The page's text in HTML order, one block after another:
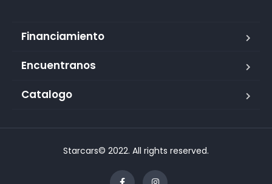
Financiamiento
Encuentranos
Catalogo
Starcars© 2022. All rights reserved.